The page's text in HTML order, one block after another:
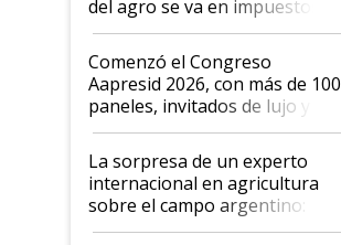
del agro se va en impuestos:
"No es bueno que en
Argentina se sigan discutiendo
las mismas cosas de hace 50
años"
Comenzó el Congreso
Aapresid 2026, con más de 100
paneles, invitados de lujo y
todas las tendencias
La sorpresa de un experto
internacional en agricultura
sobre el campo argentino:
"Estoy muy impresionado"